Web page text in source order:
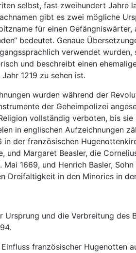
selbst, fast zweihundert Jahre
gibt es zwei mögliche
für einen Gefängniswärter,
bedeutet. Genaue
verwendet
und beschreibt einen
1219 zu sehen ist.
wurden während der
der Geheimpolizei
vollständig verboten, bis
in englischen Aufzeichnungen
in der französischen
und Margaret Beasler, die
Mai 1669, und Henrich Basler,
Dreifaltigkeit in den Minories in
Ursprung und die Verbreitung des
französischer Hugenotten